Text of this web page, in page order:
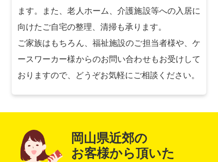
ます。また、老人ホーム、介護施設等への入居に
向けたご自宅の整理、清掃も承ります。
ご家族はもちろん、福祉施設のご担当者様や、ケ
ースワーカー様からのお問い合わせもお受けして
おりますので、どうぞお気軽にご相談ください。
岡山県近郊の
お客様から頂いた